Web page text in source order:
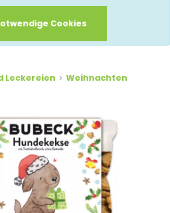
Cookies
Leckereien Weihnachten